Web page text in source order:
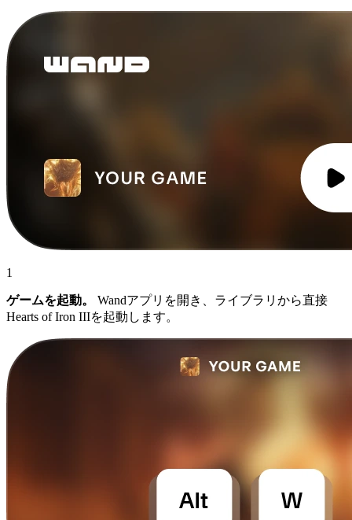
1
ゲームを起動。
Wandアプリを開き、ライブラリから直接
Hearts of Iron IIIを起動します。